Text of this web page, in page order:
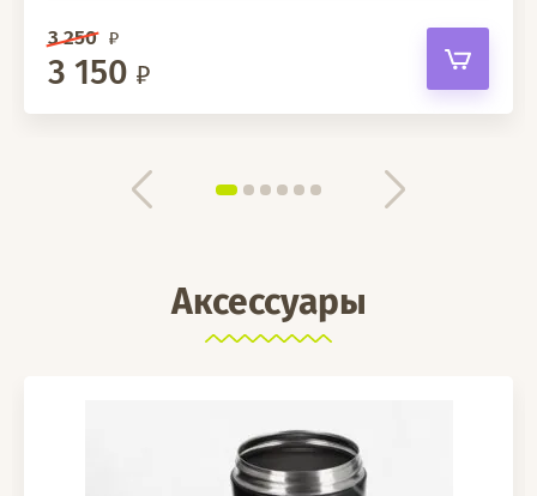
3 250
3 150
Аксессуары